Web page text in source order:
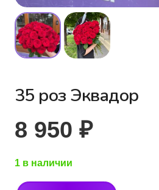
35 роз Эквадор
8 950 ₽
1 в наличии